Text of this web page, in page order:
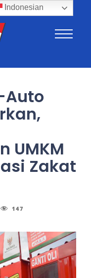
Auto
UMKM
Zakat
147
Indonesian